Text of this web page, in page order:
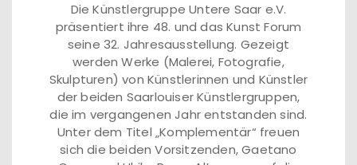
Die Künstlergruppe Untere Saar e.V.
präsentiert ihre 48. und das Kunst Forum
seine 32. Jahresausstellung. Gezeigt
werden Werke (Malerei, Fotografie,
Skulpturen) von Künstlerinnen und Künstler
der beiden Saarlouiser Künstlergruppen,
die im vergangenen Jahr entstanden sind.
Unter dem Titel „Komplementär“ freuen
sich die beiden Vorsitzenden, Gaetano